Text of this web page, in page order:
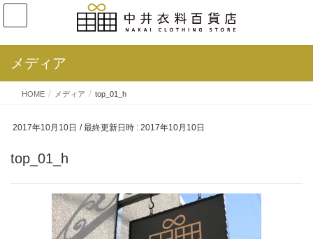
メディア
HOME メディア top_01_h
2017年10月10日 / 最終更新日時 : 2017年10月10日
top_01_h